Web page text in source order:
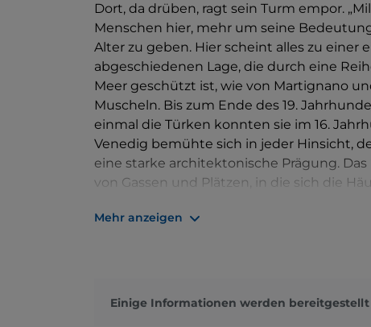
Dort, da drüben, ragt sein Turm empor.
Menschen hier, mehr um seine
Alter zu geben. Hier scheint alles zu einer
abgeschiedenen Lage, die durch eine
Meer geschützt ist, wie von Martignano
Muscheln. Bis zum Ende des 19.
einmal die Türken konnten sie im 16.
Venedig bemühte sich in jeder Hinsicht,
eine starke architektonische Prägung.
von Gassen und Plätzen, in die sich die
Naturschutzgebiet Foci dello Stella, das
von seltener Schönheit: ein Dorf von
ausgerichtet sind, der Seite, die am
Mehr anzeigen
Einige Informationen werden bereitgestellt